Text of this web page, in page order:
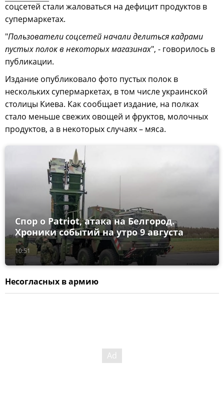
соцсетей стали жаловаться на дефицит продуктов в
супермаркетах.
"Пользователи соцсетей начали делиться кадрами
пустых полок в некоторых магазинах", - говорилось в
публикации.
Издание опубликовало фото пустых полок в
нескольких супермаркетах, в том числе украинской
столицы Киева. Как сообщает издание, на полках
стало меньше свежих овощей и фруктов, молочных
продуктов, а в некоторых случаях – мяса.
10:51
Спор о Patriot, атака на Белгород.
Хроники событий на утро 9 августа
Несогласных в армию